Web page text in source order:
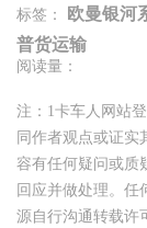
标签： 欧曼银河
普货运输
阅读量：
注：1卡车人网站
同作者观点或证实
容有任何疑问或质
回应并做处理。任
源自行沟通转载许